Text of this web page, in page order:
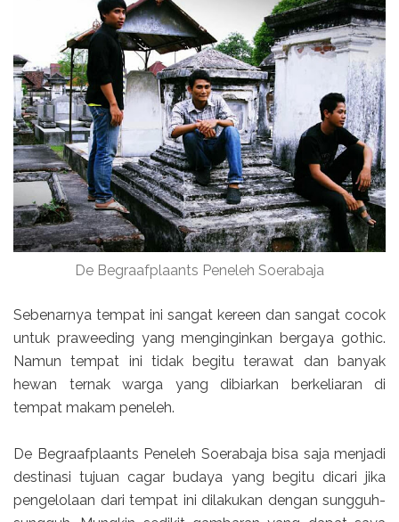
De Begraafplaants Peneleh Soerabaja
Sebenarnya tempat ini sangat kereen dan sangat cocok
untuk praweeding yang menginginkan bergaya gothic.
Namun tempat ini tidak begitu terawat dan banyak
hewan ternak warga yang dibiarkan berkeliaran di
tempat makam peneleh.
De Begraafplaants Peneleh Soerabaja bisa saja menjadi
destinasi tujuan cagar budaya yang begitu dicari jika
pengelolaan dari tempat ini dilakukan dengan sungguh-